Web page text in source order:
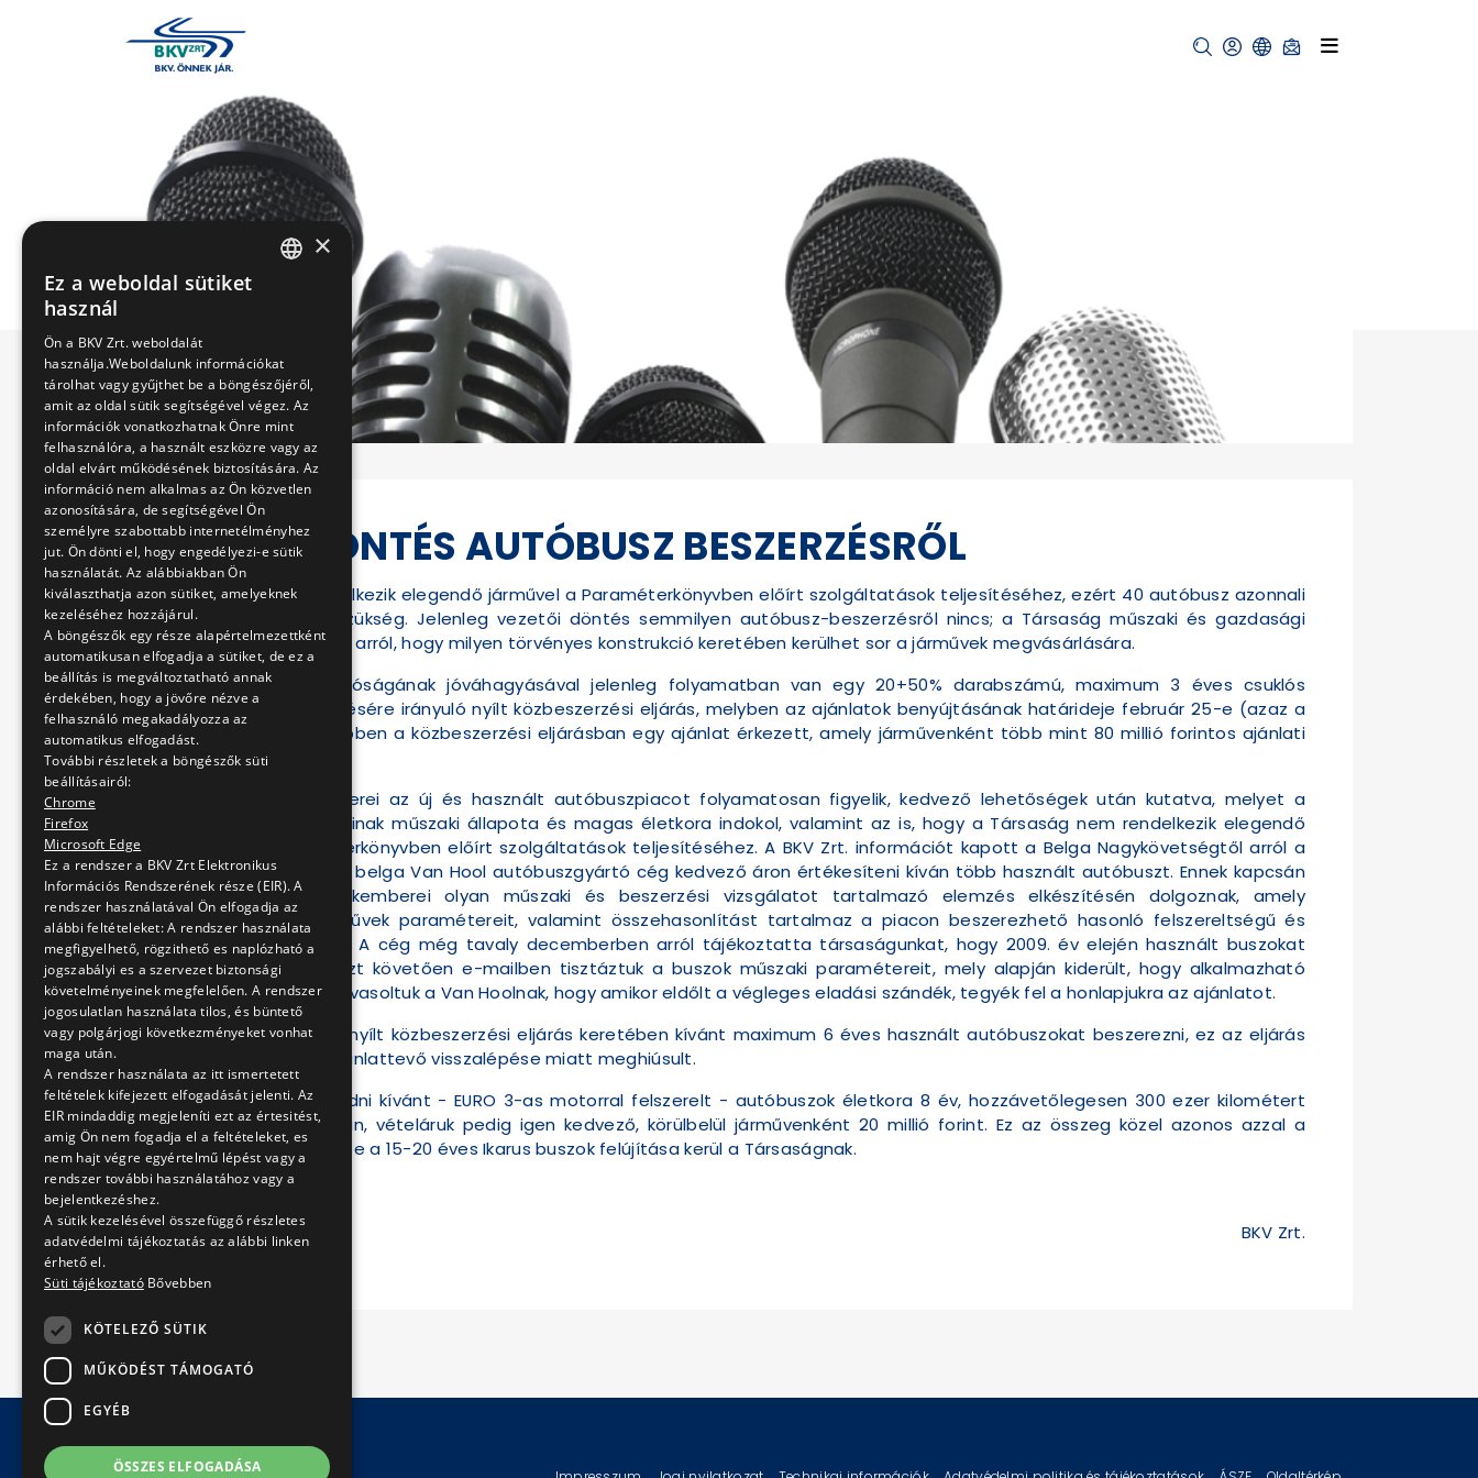
NINCS DÖNTÉS AUTÓBUSZ BESZERZÉSRŐL
A BKV Zrt. nem rendelkezik elegendő járművel a Paraméterkönyvben előírt szolgáltatások teljesítéséhez, ezért 40 autóbusz azonnali
beszerzésére van szükség. Jelenleg vezetői döntés semmilyen autóbusz-beszerzésről nincs; a Társaság műszaki és gazdasági
vizsgálatokat folytat arról, hogy milyen törvényes konstrukció keretében kerülhet sor a járművek megvásárlására.
Az BKV Zrt. Igazgatóságának jóváhagyásával jelenleg folyamatban van egy 20+50% darabszámú, maximum 3 éves csuklós
autóbuszok beszerzésére irányuló nyílt közbeszerzési eljárás, melyben az ajánlatok benyújtásának határideje február 25-e (azaz a
tegnapi nap) volt. Ebben a közbeszerzési eljárásban egy ajánlat érkezett, amely járművenként több mint 80 millió forintos ajánlati
árat tartalmaz.
A BKV Zrt. szakemberei az új és használt autóbuszpiacot folyamatosan figyelik, kedvező lehetőségek után kutatva, melyet a
Társaság autóbuszainak műszaki állapota és magas életkora indokol, valamint az is, hogy a Társaság nem rendelkezik elegendő
járművel a Paraméterkönyvben előírt szolgáltatások teljesítéséhez. A BKV Zrt. információt kapott a Belga Nagykövetségtől arról a
lehetőségről, hogy a belga Van Hool autóbuszgyártó cég kedvező áron értékesíteni kíván több használt autóbuszt. Ennek kapcsán
jelenleg a BKV szakemberei olyan műszaki és beszerzési vizsgálatot tartalmazó elemzés elkészítésén dolgoznak, amely
megvizsgálja a járművek paramétereit, valamint összehasonlítást tartalmaz a piacon beszerezhető hasonló felszereltségű és
életkorú járművekről. A cég még tavaly decemberben arról tájékoztatta társaságunkat, hogy 2009. év elején használt buszokat
kíván értékesíteni. Ezt követően e-mailben tisztáztuk a buszok műszaki paramétereit, mely alapján kiderült, hogy alkalmazható
Budapesten. Akkor javasoltuk a Van Hoolnak, hogy amikor eldőlt a végleges eladási szándék, tegyék fel a honlapjukra az ajánlatot.
A BKV Zrt 2008-ban nyílt közbeszerzési eljárás keretében kívánt maximum 6 éves használt autóbuszokat beszerezni, ez az eljárás
azonban végül az ajánlattevő visszalépése miatt meghiúsult.
A Van Hool által eladni kívánt - EURO 3-as motorral felszerelt - autóbuszok életkora 8 év, hozzávetőlegesen 300 ezer kilométert
futottak forgalomban, vételáruk pedig igen kedvező, körülbelül járművenként 20 millió forint. Ez az összeg közel azonos azzal a
költséggel, amennyibe a 15-20 éves Ikarus buszok felújítása kerül a Társaságnak.
2009. február 26.
BKV Zrt.
© Copyright 2026 BKV Zrt.
×
Ez a weboldal sütiket
használ
Ön a BKV Zrt. weboldalát
használja.Weboldalunk információkat
tárolhat vagy gyűjthet be a böngészőjéről,
amit az oldal sütik segítségével végez. Az
információk vonatkozhatnak Önre mint
felhasználóra, a használt eszközre vagy az
oldal elvárt működésének biztosítására. Az
információ nem alkalmas az Ön közvetlen
azonosítására, de segítségével Ön
személyre szabottabb internetélményhez
jut. Ön dönti el, hogy engedélyezi-e sütik
használatát. Az alábbiakban Ön
kiválaszthatja azon sütiket, amelyeknek
kezeléséhez hozzájárul.
A böngészők egy része alapértelmezettként
automatikusan elfogadja a sütiket, de ez a
beállítás is megváltoztatható annak
érdekében, hogy a jövőre nézve a
felhasználó megakadályozza az
automatikus elfogadást.
További részletek a böngészők süti
beállításairól:
Chrome
Firefox
Microsoft Edge
Ez a rendszer a BKV Zrt Elektronikus
Információs Rendszerének része (EIR). A
rendszer használatával Ön elfogadja az
alábbi feltételeket: A rendszer használata
megfigyelhető, rögzithető es naplózható a
jogszabályi es a szervezet biztonsági
követelményeinek megfelelően. A rendszer
jogosulatlan használata tilos, és büntető
vagy polgárjogi következményeket vonhat
maga után.
A rendszer használata az itt ismertetett
feltételek kifejezett elfogadását jelenti. Az
EIR mindaddig megjeleníti ezt az értesitést,
amig Ön nem fogadja el a feltételeket, es
nem hajt végre egyértelmű lépést vagy a
rendszer további használatához vagy a
bejelentkezéshez.
A sütik kezelésével összefüggő részletes
adatvédelmi tájékoztatás az alábbi linken
érhető el.
Süti tájékoztató Bővebben
KÖTELEZŐ SÜTIK
MŰKÖDÉST TÁMOGATÓ
EGYÉB
ÖSSZES ELFOGADÁSA